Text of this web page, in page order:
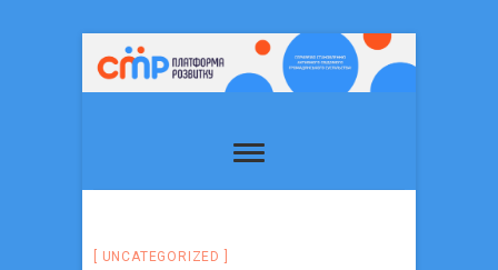
UNCATEGORIZED